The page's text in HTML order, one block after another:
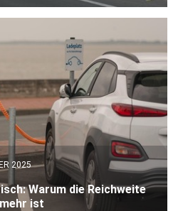
2025
Warum die Reichweite
ist